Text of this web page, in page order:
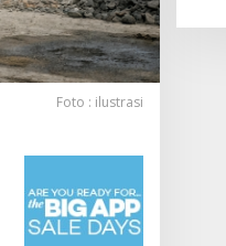
Foto : ilustrasi